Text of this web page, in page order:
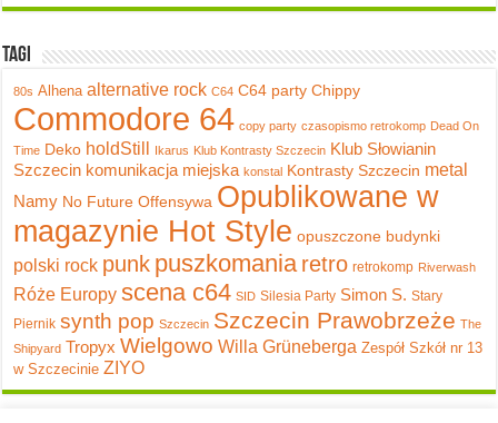
Tagi
80s Alhena alternative rock C64 C64 party Chippy
Commodore 64 copy party czasopismo retrokomp Dead On
Time Deko holdStill Ikarus Klub Kontrasty Szczecin Klub Słowianin
Szczecin komunikacja miejska konstal Kontrasty Szczecin metal
Namy No Future Offensywa Opublikowane w
magazynie Hot Style opuszczone budynki
polski rock punk puszkomania retro retrokomp Riverwash
Róże Europy scena c64 SID Silesia Party Simon S. Stary
Piernik synth pop Szczecin Szczecin Prawobrzeże The
Shipyard Tropyx Wielgowo Willa Grüneberga Zespół Szkół nr 13
w Szczecinie ZIYO